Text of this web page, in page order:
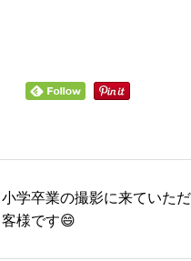
小学卒業の撮影に来ていた
客様です😄